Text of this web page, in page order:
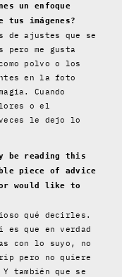
un enfoque
imágenes?
de ajustes que se
me gusta
polvo o los
en la foto
Cuando
o el
le dejo lo
be reading this
piece of advice
would like to
qué decirles.
es que en verdad
con lo suyo, no
pero no quiere
también que se